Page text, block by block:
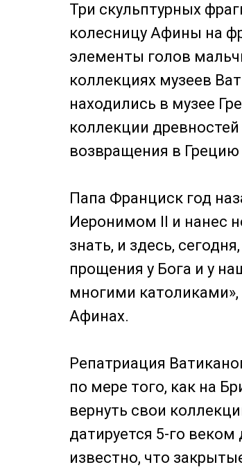
Три скульптурных
колесницу Афины на
элементы голов
коллекциях музеев
находились в музее
коллекции
возвращения в
Папа Франциск год
Иеронимом II и нанес
знать, и здесь,
прощения у Бога и у
многими
Афинах.
Репатриация
по мере того, как на
вернуть свои
датируется 5-го
известно, что